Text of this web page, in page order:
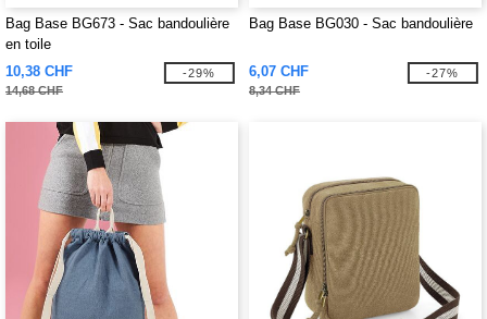
Bag Base BG673 - Sac bandoulière
en toile
10,38 CHF
14,68 CHF
-29%
Bag Base BG030 - Sac bandoulière
6,07 CHF
8,34 CHF
-27%